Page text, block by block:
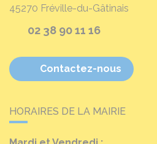
45270 Fréville-du-Gâtinais
02 38 90 11 16
Contactez-nous
HORAIRES DE LA MAIRIE